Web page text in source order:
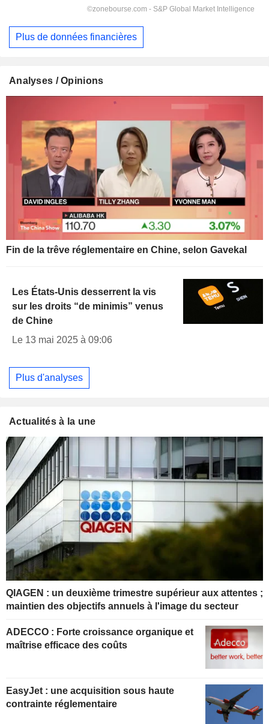
Plus de données financières
Analyses / Opinions
Fin de la trêve réglementaire en Chine, selon Gavekal
Les États-Unis desserrent la vis
sur les droits “de minimis” venus
de Chine
Le 13 mai 2025 à 09:06
Plus d'analyses
Actualités à la une
QIAGEN : un deuxième trimestre supérieur aux attentes ;
maintien des objectifs annuels à l'image du secteur
ADECCO : Forte croissance organique et
maîtrise efficace des coûts
EasyJet : une acquisition sous haute
contrainte réglementaire